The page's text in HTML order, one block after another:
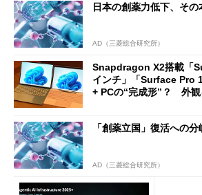
日本の創薬力低下、そ
AD（三菱総合研究所）
Snapdragon X2搭載「
インチ」「Surface Pro
+ PCの“完成形”？ 外観
「創薬立国」復活への分
AD（三菱総合研究所）